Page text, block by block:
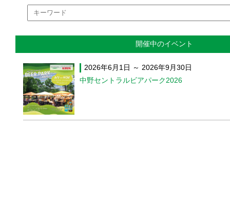
開催中のイベント
2026年6月1日 ～ 2026年9月30日
中野セントラルビアパーク2026